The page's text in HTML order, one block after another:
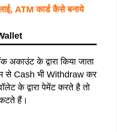
ATM कार्ड कैसे बनाये
के द्वारा किया जाता
से Cash भी Withdraw कर
के द्वारा पेमेंट करते है तो
हैं।